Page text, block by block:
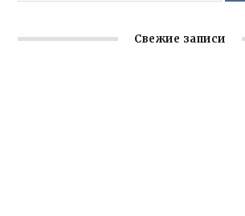
Свежие записи